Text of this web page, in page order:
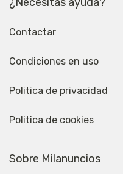
Contactar
Condiciones en uso
Politica de privacidad
Politica de cookies
Sobre Milanuncios